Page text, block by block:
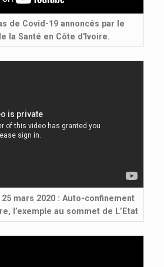
de Covid-19 annoncés par le
la Santé en Côte d'Ivoire.
mars 2020 : Auto-confinement
l’exemple au sommet de L’Etat